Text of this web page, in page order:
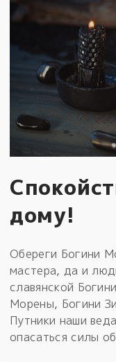
Оберег в
к заказу от 3
дому!
Обереги Богини
мастера, да и
славянской
Морены, Богини
Путники наши
опасаться силы